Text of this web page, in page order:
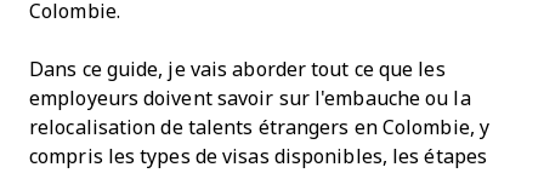
Colombie.
Dans ce guide, je vais aborder tout ce que les
employeurs doivent savoir sur l'embauche ou la
relocalisation de talents étrangers en Colombie, y
compris les types de visas disponibles, les étapes